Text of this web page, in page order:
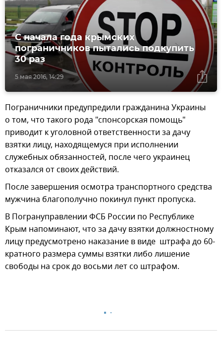
5 мая 2016, 14:29
С начала года крымских
пограничников пытались подкупить
30 раз
Пограничники предупредили гражданина Украины
о том, что такого рода "спонсорская помощь"
приводит к уголовной ответственности за дачу
взятки лицу, находящемуся при исполнении
служебных обязанностей, после чего украинец
отказался от своих действий.
После завершения осмотра транспортного средства
мужчина благополучно покинул пункт пропуска.
В Погрануправлении ФСБ России по Республике
Крым напоминают, что за дачу взятки должностному
лицу предусмотрено наказание в виде штрафа до 60-
кратного размера суммы взятки либо лишение
свободы на срок до восьми лет со штрафом.